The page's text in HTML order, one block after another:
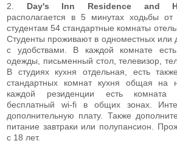
2. Day's Inn Residence and
располагается в 5 минутах ходьбы
студентам 54 стандартные комнаты
Студенты проживают в одноместных или
с удобствами. В каждой комнате
одежды, письменный стол, телевизор,
В студиях кухня отдельная, есть
стандартных комнат кухня общая на
каждой резиденции есть комната
бесплатный wi-fi в общих зонах.
дополнительную плату. Также
питание завтраки или полупансион.
с 18 лет.